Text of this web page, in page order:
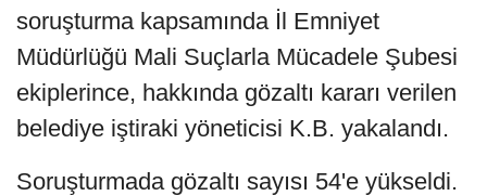
soruşturma kapsamında İl Emniyet
Müdürlüğü Mali Suçlarla Mücadele Şubesi
ekiplerince, hakkında gözaltı kararı verilen
belediye iştiraki yöneticisi K.B. yakalandı.
Soruşturmada gözaltı sayısı 54'e yükseldi.